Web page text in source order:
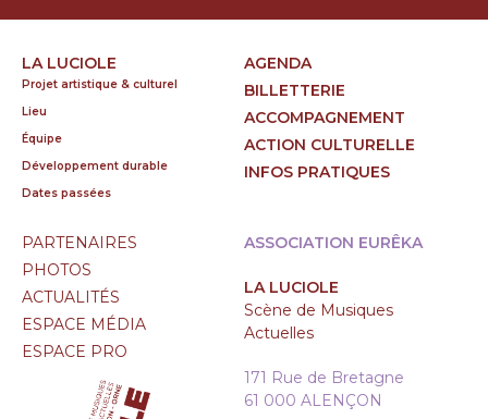
LA LUCIOLE
Projet artistique & culturel
Lieu
Équipe
Développement durable
Dates passées
AGENDA
BILLETTERIE
ACCOMPAGNEMENT
ACTION CULTURELLE
INFOS PRATIQUES
PARTENAIRES
PHOTOS
ACTUALITÉS
ESPACE MÉDIA
ESPACE PRO
ASSOCIATION EURÊKA
LA LUCIOLE
Scène de Musiques
Actuelles
171 Rue de Bretagne
61 000 ALENÇON